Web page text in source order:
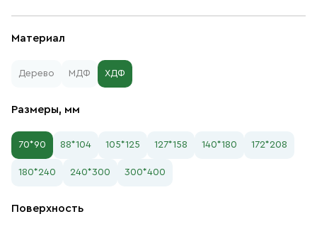
Материал
Дерево МДФ ХДФ
Размеры, мм
70*90 88*104 105*125 127*158 140*180 172*208
180*240 240*300 300*400
Поверхность